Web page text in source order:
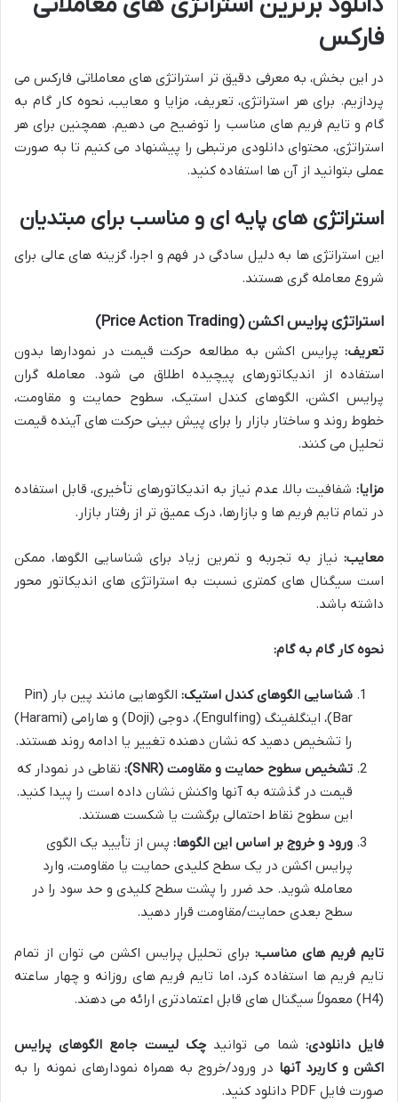
فارکس
در این بخش، به معرفی دقیق تر استراتژی های معاملاتی فارکس می
پردازیم. برای هر استراتژی، تعریف، مزایا و معایب، نحوه کار گام به
گام و تایم فریم های مناسب را توضیح می دهیم. همچنین برای هر
استراتژی، محتوای دانلودی مرتبطی را پیشنهاد می کنیم تا به صورت
عملی بتوانید از آن ها استفاده کنید.
استراتژی های پایه ای و مناسب برای مبتدیان
این استراتژی ها به دلیل سادگی در فهم و اجرا، گزینه های عالی برای
شروع معامله گری هستند.
استراتژی پرایس اکشن (Price Action Trading)
تعریف: پرایس اکشن به مطالعه حرکت قیمت در نمودارها بدون
استفاده از اندیکاتورهای پیچیده اطلاق می شود. معامله گران
پرایس اکشن، الگوهای کندل استیک، سطوح حمایت و مقاومت،
خطوط روند و ساختار بازار را برای پیش بینی حرکت های آینده قیمت
تحلیل می کنند.
مزایا: شفافیت بالا، عدم نیاز به اندیکاتورهای تأخیری، قابل استفاده
در تمام تایم فریم ها و بازارها، درک عمیق تر از رفتار بازار.
معایب: نیاز به تجربه و تمرین زیاد برای شناسایی الگوها، ممکن
است سیگنال های کمتری نسبت به استراتژی های اندیکاتور محور
داشته باشد.
نحوه کار گام به گام:
شناسایی الگوهای کندل استیک:
الگوهایی مانند پین بار (Pin
Bar)، اینگلفینگ (Engulfing)، دوجی (Doji) و هارامی (Harami)
را تشخیص دهید که نشان دهنده تغییر یا ادامه روند هستند.
تشخیص سطوح حمایت و مقاومت (SNR):
نقاطی در نمودار که
قیمت در گذشته به آنها واکنش نشان داده است را پیدا کنید.
این سطوح نقاط احتمالی برگشت یا شکست هستند.
ورود و خروج بر اساس این الگوها: پس از تأیید یک الگوی
پرایس اکشن در یک سطح کلیدی حمایت یا مقاومت، وارد
معامله شوید. حد ضرر را پشت سطح کلیدی و حد سود را در
سطح بعدی حمایت/مقاومت قرار دهید.
تایم فریم های مناسب:برای تحلیل پرایس اکشن می توان از تمام
تایم فریم ها استفاده کرد، اما تایم فریم های روزانه و چهار ساعته
(H4) معمولاً سیگنال های قابل اعتمادتری ارائه می دهند.
فایل دانلودی: شما می توانید چک لیست جامع الگوهای پرایس
اکشن و کاربرد آنها در ورود/خروج به همراه نمودارهای نمونه را به
صورت فایل PDF دانلود کنید.